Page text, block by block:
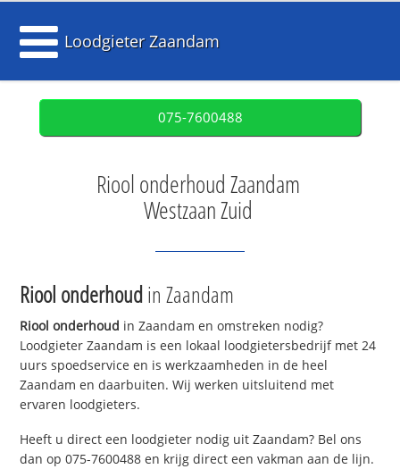
Loodgieter Zaandam
075-7600488
Riool onderhoud Zaandam
Westzaan Zuid
Riool onderhoudin Zaandam
Riool onderhoud in Zaandam en omstreken nodig?
Loodgieter Zaandam is een lokaal loodgietersbedrijf met 24
uurs spoedservice en is werkzaamheden in de heel
Zaandam en daarbuiten. Wij werken uitsluitend met
ervaren loodgieters.
Heeft u direct een loodgieter nodig uit Zaandam? Bel ons
dan op 075-7600488 en krijg direct een vakman aan de lijn.